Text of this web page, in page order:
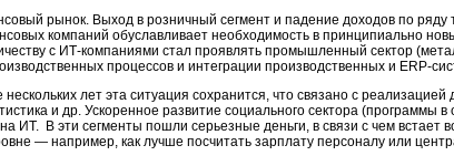
рынок. Выход в розничный сегмент и падение доходов по ряду
компаний обуславливает необходимость в принципиально
с ИТ-компаниями стал проявлять промышленный сектор
процессов и интеграции производственных и ERP-
лет эта ситуация сохранится, что связано с реализацией
и др. Ускоренное развитие социального сектора (программы в
ИТ. В эти сегменты пошли серьезные деньги, в связи с чем встает
— например, как лучше посчитать зарплату персоналу или